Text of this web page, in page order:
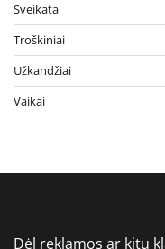
Sveikata
Troškiniai
Užkandžiai
Vaikai
Dėl reklamos ar kitų